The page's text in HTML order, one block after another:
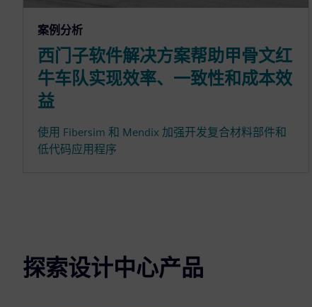
案例分析
西门子软件解决方案帮助甲骨文红
牛车队实现效率、一致性和成本效
益
使用 Fibersim 和 Mendix 加强开发复合材料部件和
低代码应用程序
探索设计中心产品